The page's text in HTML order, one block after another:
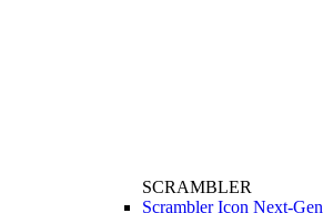
SCRAMBLER
Scrambler Icon Next-Gen